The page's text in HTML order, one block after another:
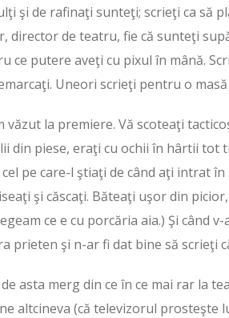
şi de rafinaţi sunteţi; scrieţi ca să
director de teatru, fie că sunteţi
ce putere aveţi cu pixul în mână.
Uneori scrieţi pentru o
văzut la premiere. Vă scoteaţi
din piese, eraţi cu ochii în hârtii tot
cel pe care-l ştiaţi de când aţi intrat
şi căscaţi. Băteaţi uşor din
ce e cu porcăria aia.) Şi când
prieten şi n-ar fi dat bine să scrieţi
asta merg din ce în ce mai rar la
altcineva (că televizorul prosteşte